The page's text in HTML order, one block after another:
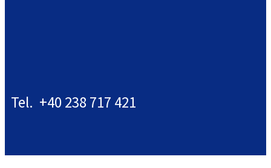
Tel. +40 238 717 421